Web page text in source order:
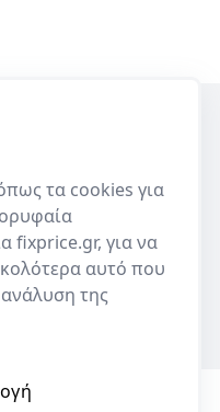
μεταχειρισμένων.
επισκευών
τα cookies για
fixprice.gr, για να
αυτό που
της